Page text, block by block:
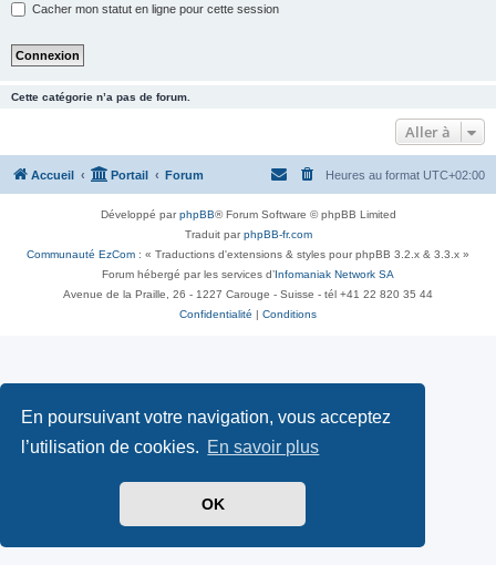
En poursuivant votre navigation, vous acceptez
l’utilisation de cookies. En savoir plus
OK
Cacher mon statut en ligne pour cette session
Cette catégorie n’a pas de forum.
Aller à
Accueil Portail Forum Heures au format UTC+02:00
Développé parphpBB® Forum Software © phpBB Limited
Traduit parphpBB-fr.com
Communauté EzCom : « Traductions d'extensions & styles pour phpBB 3.2.x & 3.3.x »
Forum hébergé par les services d’ Infomaniak Network SA
Avenue de la Praille, 26 - 1227 Carouge - Suisse - tél +41 22 820 35 44
Confidentialité
Conditions